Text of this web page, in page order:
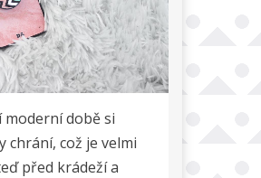
době si
chrání, což je velmi
před krádeží a